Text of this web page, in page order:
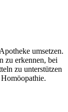
umsetzen.
zu erkennen, bei
zu unterstützen